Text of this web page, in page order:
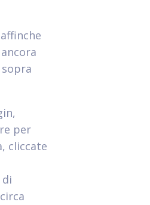
per
cliccate